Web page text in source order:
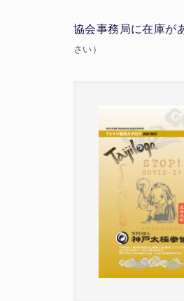
協会事務局に在庫が
さい）